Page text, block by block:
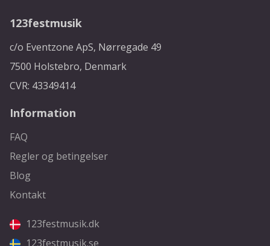
123festmusik
c/o Eventzone ApS, Nørregade 49
7500 Holstebro, Denmark
CVR: 43349414
Information
FAQ
Regler og betingelser
Blog
Kontakt
123festmusik.dk
123festmusik.se